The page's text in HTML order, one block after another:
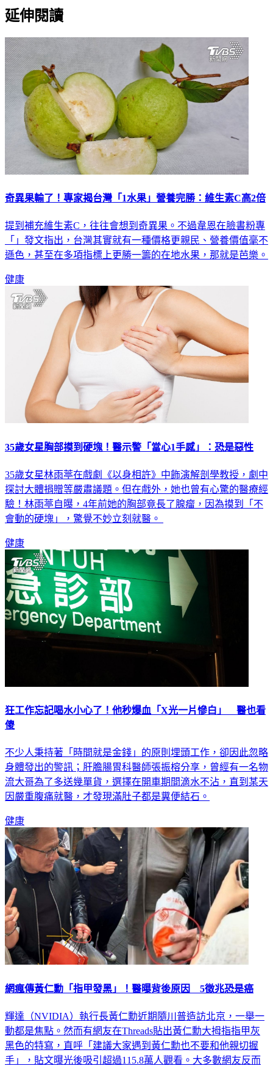
提到補充維生素C，往往會想到奇異果。不過韋恩在臉書粉專
「」發文指出，台灣其實就有一種價格更親民、營養價值毫不
健康
35歲女星林雨葶在戲劇《以身相許》中飾演解剖學教授，劇中
探討大體捐贈等嚴肅議題。但在戲外，她也曾有心驚的醫療經
驗！林雨葶自曝，4年前她的胸部竟長了腺瘤，因為摸到「不
健康
狂工作忘記喝水小心了！他秒爆血「X光一片慘白」 醫也看
不少人秉持著「時間就是金錢」的原則埋頭工作，卻因此忽略
身體發出的警訊；肝膽腸胃科醫師張振榕分享，曾經有一名物
流大哥為了多送幾單貨，選擇在開車期間滴水不沾，直到某天
健康
輝達（NVIDIA）執行長黃仁勳近期隨川普造訪北京，一舉一
動都是焦點。然而有網友在Threads貼出黃仁勳大拇指指甲灰
黑色的特寫，直呼「建議大家遇到黃仁勳也不要和他親切握